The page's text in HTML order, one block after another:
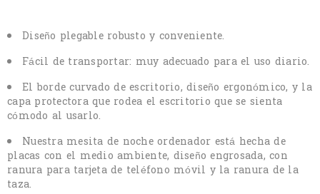
Diseño plegable robusto y conveniente.
Fácil de transportar: muy adecuado para el uso diario.
El borde curvado de escritorio, diseño ergonómico, y la
capa protectora que rodea el escritorio que se sienta
cómodo al usarlo.
Nuestra mesita de noche ordenador está hecha de
placas con el medio ambiente, diseño engrosada, con
ranura para tarjeta de teléfono móvil y la ranura de la
taza.